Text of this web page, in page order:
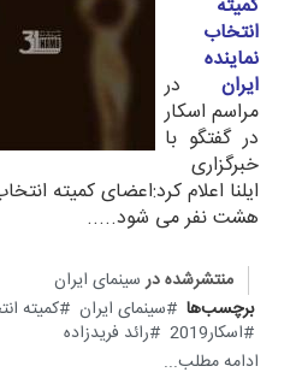
کمیته
انتخاب
نماینده
ایران در
مراسم اسکار
در گفتگو با
خبرگزاری
ایلنا اعلام کرد:اعضای کمیته
هشت نفر می شود.....
منتشرشده در سینمای ایران
برچسب‌ها
سینمای ایران
کمیته
اسکار2019
رائد فریدزاده
ادامه مطلب...